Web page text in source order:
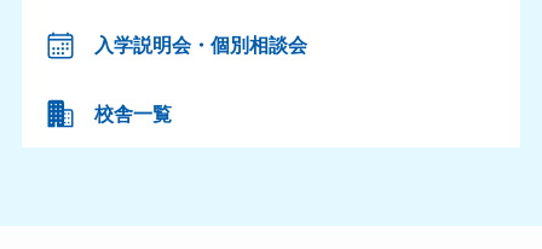
入学説明会・個別相談会
校舎一覧